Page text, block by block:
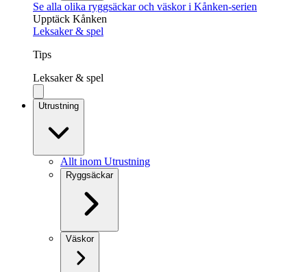
Se alla olika ryggsäckar och väskor i Kånken-serien
Upptäck Kånken
Leksaker & spel
Tips
Leksaker & spel
Utrustning
Allt inom Utrustning
Ryggsäckar
Väskor